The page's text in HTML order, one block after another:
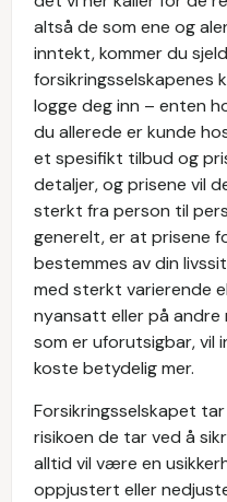
altså de som ene og
inntekt, kommer du
forsikringsselskapenes
logge deg inn – enten
du allerede er kunde
et spesifikt tilbud og
detaljer, og prisene vil
sterkt fra person til
generelt, er at prisene
bestemmes av din
med sterkt varierende
nyansatt eller på
som er uforutsigbar, vil
koste betydelig mer.
Forsikringsselskapet
risikoen de tar ved å
alltid vil være en
oppjustert eller